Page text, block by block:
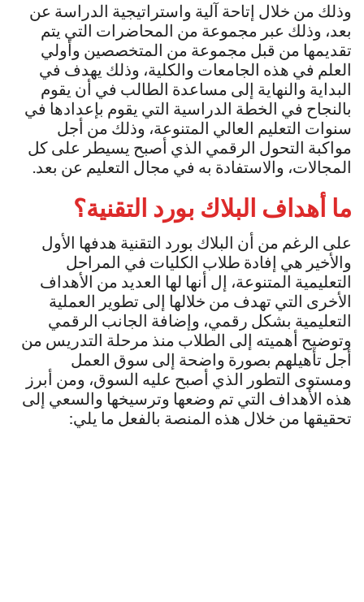
وذلك من خلال إتاحة آلية واستراتيجية الدراسة عن
بعد، وذلك عبر مجموعة من المحاضرات التي يتم
تقديمها من قبل مجموعة من المتخصصين وأولي
العلم في هذه الجامعات والكلية، وذلك يهدف في
البداية والنهاية إلى مساعدة الطالب في أن يقوم
بالنجاح في الخطة الدراسية التي يقوم بإعدادها في
سنوات التعليم العالي المتنوعة، وذلك من أجل
مواكبة التحول الرقمي الذي أصبح يسيطر على كل
المجالات، والاستفادة به في مجال التعليم عن بعد.
ما أهداف البلاك بورد التقنية؟
على الرغم من أن البلاك بورد التقنية هدفها الأول
والأخير هي إفادة طلاب الكليات في المراحل
التعليمية المتنوعة، إل أنها لها العديد من الأهداف
الأخرى التي تهدف من خلالها إلى تطوير العملية
التعليمية بشكل رقمي، وإضافة الجانب الرقمي
وتوضيح أهميته إلى الطلاب منذ مرحلة التدريس من
أجل تأهيلهم بصورة واضحة إلى سوق العمل
ومستوى التطور الذي أصبح عليه السوق، ومن أبرز
هذه الأهداف التي تم وضعها وترسيخها والسعي إلى
تحقيقها من خلال هذه المنصة بالفعل ما يلي: